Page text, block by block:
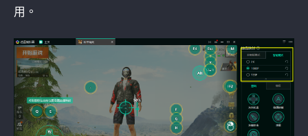
用。